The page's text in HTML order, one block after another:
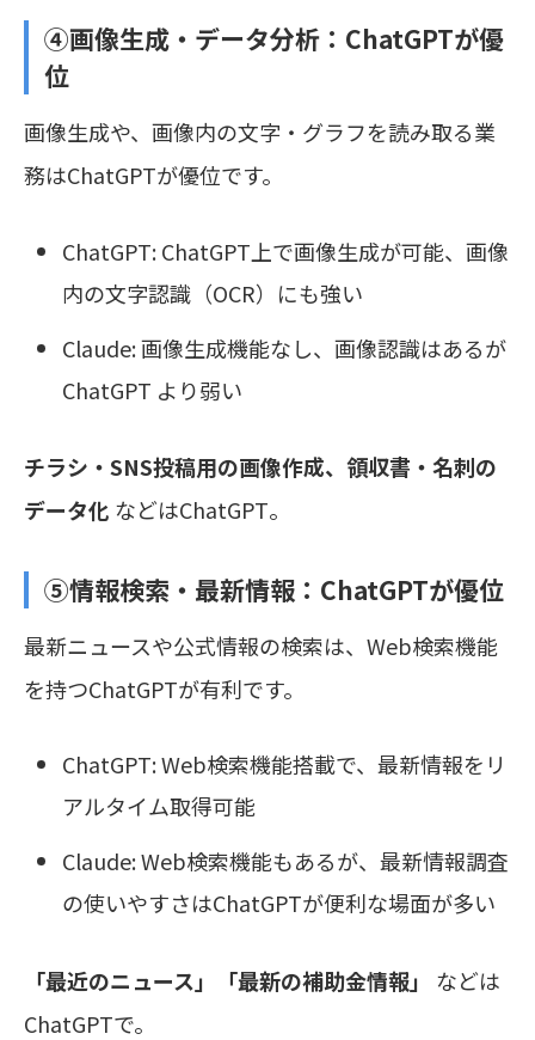
④画像生成・データ分析： ChatGPTが優
位
画像生成や、画像内の文字・グラフを読み取る業
務はChatGPTが優位です。
ChatGPT: ChatGPT上で画像生成が可能、画像
内の文字認識（OCR）にも強い
Claude: 画像生成機能なし、画像認識はあるが
ChatGPT より弱い
チラシ・SNS投稿用の画像作成、領収書・名刺の
データ化 などはChatGPT。
⑤情報検索・最新情報： ChatGPTが優位
最新ニュースや公式情報の検索は、Web検索機能
を持つChatGPTが有利です。
ChatGPT: Web検索機能搭載で、最新情報をリ
アルタイム取得可能
Claude: Web検索機能もあるが、最新情報調査
の使いやすさはChatGPTが便利な場面が多い
「最近のニュース」「最新の補助金情報」
などは
ChatGPTで。